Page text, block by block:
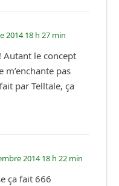
2014 18 h 27 min
Autant le concept
m’enchante pas
par Telltale, ça
2014 18 h 22 min
ça fait 666